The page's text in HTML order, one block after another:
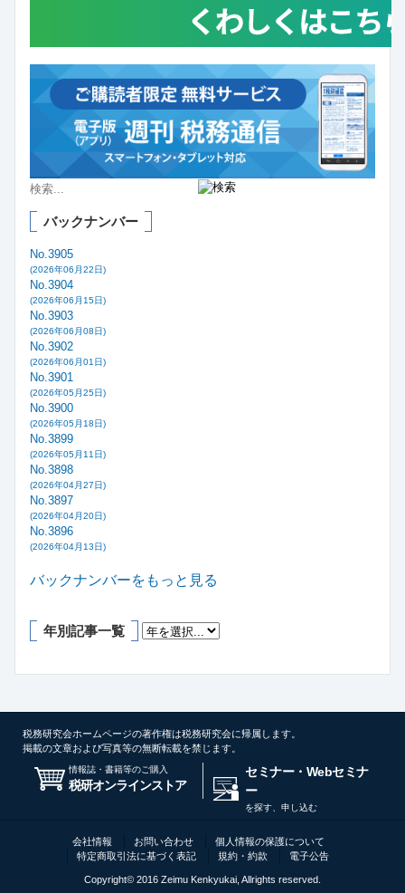
バックナンバー
No.3905
(2026年06月22日)
No.3904
(2026年06月15日)
No.3903
(2026年06月08日)
No.3902
(2026年06月01日)
No.3901
(2026年05月25日)
No.3900
(2026年05月18日)
No.3899
(2026年05月11日)
No.3898
(2026年04月27日)
No.3897
(2026年04月20日)
No.3896
(2026年04月13日)
バックナンバーをもっと見る
年別記事一覧
税務研究会ホームページの著作権は税務研究会に帰属します。
掲載の文章および写真等の無断転載を禁じます。
情報誌・書籍等のご購入
税研オンラインストア
セミナー・Webセミナ
ー
を探す、申し込む
会社情報 お問い合わせ
個人情報の保護について
特定商取引法に基づく表記
規約・約款 電子公告
Copyright© 2016 Zeimu Kenkyukai, Allrights reserved.